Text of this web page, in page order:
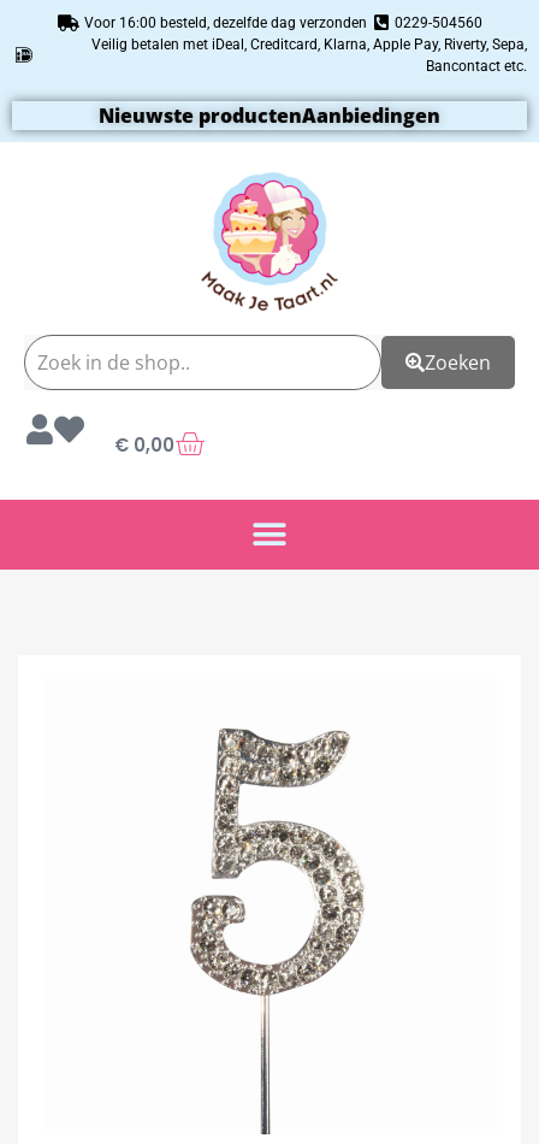
Voor 16:00 besteld, dezelfde dag verzonden
0229-504560
Veilig betalen met iDeal, Creditcard, Klarna, Apple Pay, Riverty, Sepa,
Bancontact etc.
Nieuwste productenAanbiedingen
Zoeken
€ 0,00